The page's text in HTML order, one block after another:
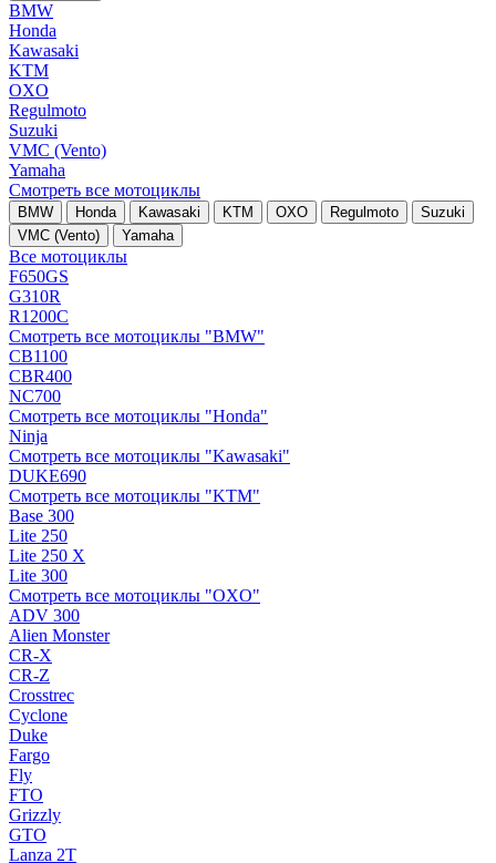
BMW
Honda
Kawasaki
KTM
OXO
Regulmoto
Suzuki
VMC (Vento)
Yamaha
Смотреть все мотоциклы
BMW Honda Kawasaki KTM OXO Regulmoto
Suzuki
VMC (Vento)
Yamaha
Все мотоциклы
F650GS
G310R
R1200C
Смотреть все мотоциклы "BMW"
CB1100
CBR400
NC700
Смотреть все мотоциклы "Honda"
Ninja
Смотреть все мотоциклы "Kawasaki"
DUKE690
Смотреть все мотоциклы "KTM"
Base 300
Lite 250
Lite 250 X
Lite 300
Смотреть все мотоциклы "OXO"
ADV 300
Alien Monster
CR-X
CR-Z
Crosstrec
Cyclone
Duke
Fargo
Fly
FTO
Grizzly
GTO
Lanza 2T